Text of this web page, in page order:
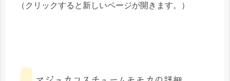
店舗ページにてご確認ください。）
（クリックすると新しいページが開きます。）